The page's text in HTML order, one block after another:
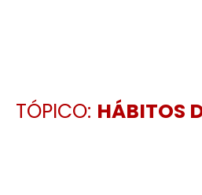
TÓPICO: HÁBITOS